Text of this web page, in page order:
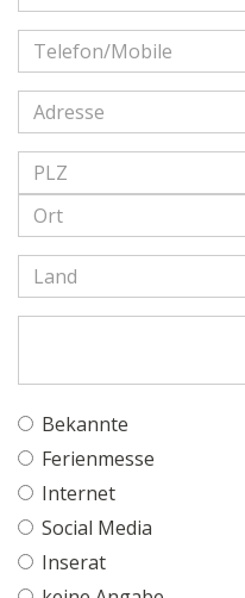
Bekannte
Ferienmesse
Internet
Social Media
Inserat